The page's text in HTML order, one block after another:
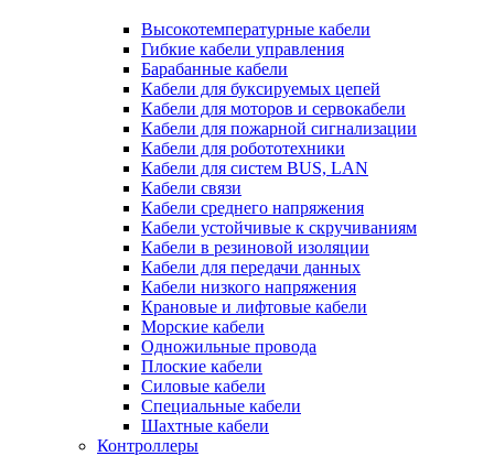
Высокотемпературные кабели
Гибкие кабели управления
Барабанные кабели
Кабели для буксируемых цепей
Кабели для моторов и сервокабели
Кабели для пожарной сигнализации
Кабели для робототехники
Кабели для систем BUS, LAN
Кабели связи
Кабели среднего напряжения
Кабели устойчивые к скручиваниям
Кабели в резиновой изоляции
Кабели для передачи данных
Кабели низкого напряжения
Крановые и лифтовые кабели
Морские кабели
Одножильные провода
Плоские кабели
Силовые кабели
Специальные кабели
Шахтные кабели
Контроллеры